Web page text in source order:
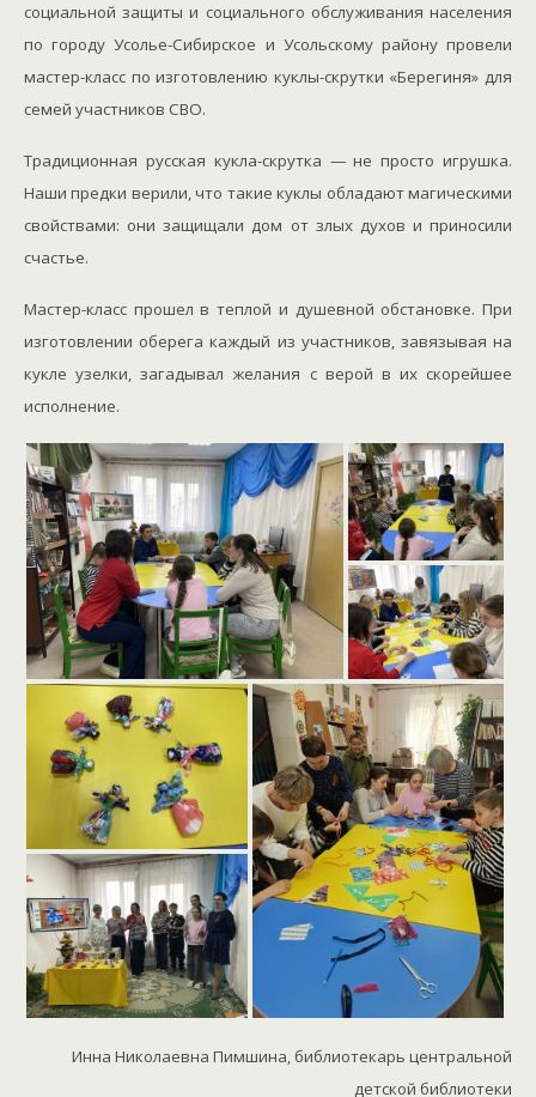
социальной защиты и социального обслуживания населения
по городу Усолье-Сибирское и Усольскому району провели
мастер-класс по изготовлению куклы-скрутки «Берегиня» для
семей участников СВО.
Традиционная русская кукла-скрутка — не просто игрушка.
Наши предки верили, что такие куклы обладают магическими
свойствами: они защищали дом от злых духов и приносили
счастье.
Мастер-класс прошел в теплой и душевной обстановке. При
изготовлении оберега каждый из участников, завязывая на
кукле узелки, загадывал желания с верой в их скорейшее
исполнение.
Инна Николаевна Пимшина, библиотекарь центральной
детской библиотеки